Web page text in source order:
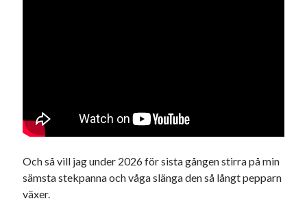
Och så vill jag under 2026 för sista gången stirra på min
sämsta stekpanna och våga slänga den så långt pepparn
växer.